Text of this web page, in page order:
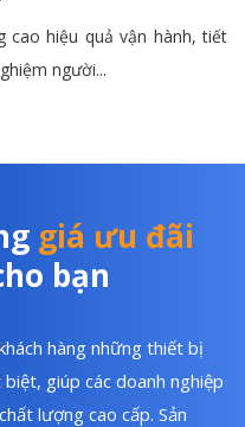
cao hiệu quả vận hành, tiết
người...
giá ưu đãi
bạn
hàng những thiết bị
giúp các doanh nghiệp
lượng cao cấp. Sản